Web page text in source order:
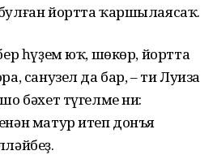
йортта ҡаршылаясаҡ.
һүҙем юҡ, шөкөр, йортта
санузел да бар, – ти Луиза
бәхет түгелме ни:
матур итеп донъя